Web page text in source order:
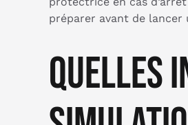
préparer avant de lancer
Quelles